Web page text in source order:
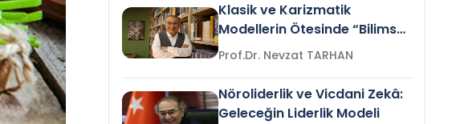
Klasik ve Karizmatik
Modellerin Ötesinde “Bilimsel
Liderlik”
Prof.Dr. Nevzat TARHAN
Nöroliderlik ve Vicdani Zekâ:
Geleceğin Liderlik Modeli